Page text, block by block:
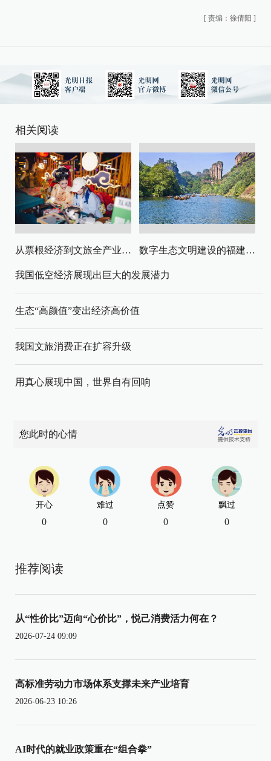
[ 责编：徐倩阳 ]
相关阅读
从票根经济到文旅全产业链升级 数字生态文明建设的福建路径与启示
我国低空经济展现出巨大的发展潜力
生态“高颜值”变出经济高价值
我国文旅消费正在扩容升级
用真心展现中国，世界自有回响
您此时的心情
开心
0
难过
0
点赞
0
飘过
0
推荐阅读
从“性价比”迈向“心价比”，悦己消费活力何在？
2026-07-24 09:09
高标准劳动力市场体系支撑未来产业培育
2026-06-23 10:26
AI时代的就业政策重在“组合拳”